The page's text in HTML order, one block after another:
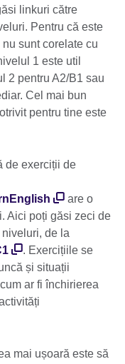
linkuri către
Pentru că este
sunt corelate cu
1 este util
2 pentru A2/B1 sau
Cel mai bun
pentru tine este
de exerciții de
are o
Aici poți găsi zeci de
de la
. Exercițiile se
și situații
ar fi închirierea
mai ușoară este să